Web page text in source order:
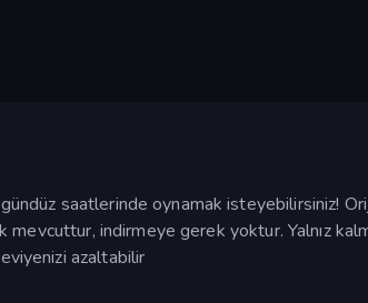
saatlerinde oynamak isteyebilirsiniz!
indirmeye gerek yoktur. Yalnız
azaltabilir